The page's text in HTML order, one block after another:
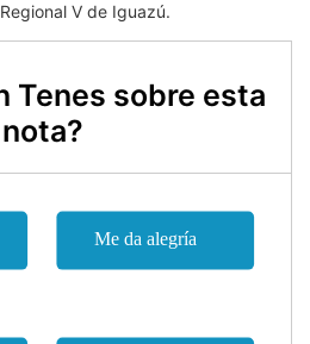
V de Iguazú.
Tenes sobre esta
nota?